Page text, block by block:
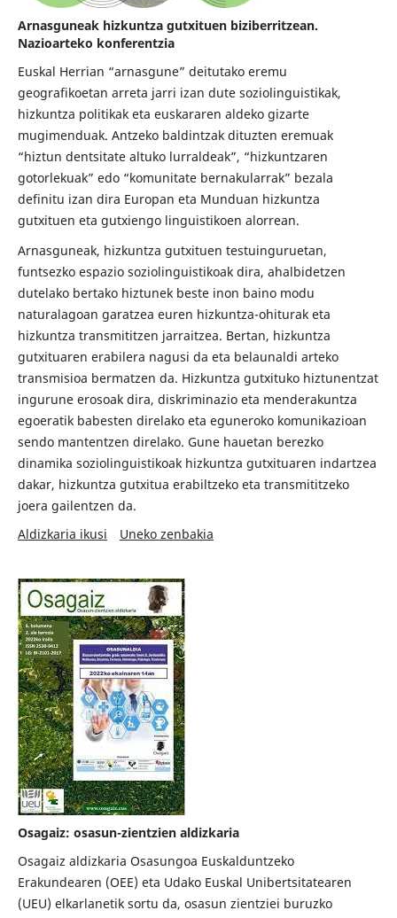
Arnasguneak hizkuntza gutxituen biziberritzean.
Nazioarteko konferentzia
Euskal Herrian “arnasgune” deitutako eremu
geografikoetan arreta jarri izan dute soziolinguistikak,
hizkuntza politikak eta euskararen aldeko gizarte
mugimenduak. Antzeko baldintzak dituzten eremuak
“hiztun dentsitate altuko lurraldeak”, “hizkuntzaren
gotorlekuak” edo “komunitate bernakularrak” bezala
definitu izan dira Europan eta Munduan hizkuntza
gutxituen eta gutxiengo linguistikoen alorrean.
Arnasguneak, hizkuntza gutxituen testuinguruetan,
funtsezko espazio soziolinguistikoak dira, ahalbidetzen
dutelako bertako hiztunek beste inon baino modu
naturalagoan garatzea euren hizkuntza-ohiturak eta
hizkuntza transmititzen jarraitzea. Bertan, hizkuntza
gutxituaren erabilera nagusi da eta belaunaldi arteko
transmisioa bermatzen da. Hizkuntza gutxituko hiztunentzat
ingurune erosoak dira, diskriminazio eta menderakuntza
egoeratik babesten direlako eta eguneroko komunikazioan
sendo mantentzen direlako. Gune hauetan berezko
dinamika soziolinguistikoak hizkuntza gutxituaren indartzea
dakar, hizkuntza gutxitua erabiltzeko eta transmititzeko
joera gailentzen da.
Aldizkaria ikusi
Uneko zenbakia
Osagaiz: osasun-zientzien aldizkaria
Osagaiz aldizkaria Osasungoa Euskalduntzeko
Erakundearen (OEE) eta Udako Euskal Unibertsitatearen
(UEU) elkarlanetik sortu da, osasun zientziei buruzko